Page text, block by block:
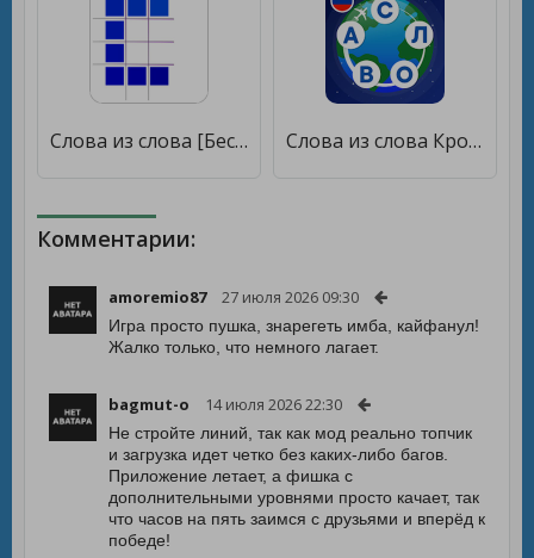
Слова из слова [Бесплатные покупки] Слова из слова Кроссворды Найди слова Угадай слово [Много денег]
Комментарии:
amoremio87 27 июля 2026 09:30
Игра просто пушка, знарегеть имба, кайфанул!
Жалко только, что немного лагает.
bagmut-o 14 июля 2026 22:30
Не стройте линий, так как мод реально топчик
и загрузка идет четко без каких-либо багов.
Приложение летает, а фишка с
дополнительными уровнями просто качает, так
что часов на пять заимся с друзьями и вперёд к
победе!